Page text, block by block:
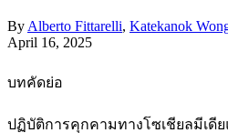
ByAlberto Fittarelli, Katekanok
April 16, 2025
บทคัดย่อ
ปฏิบัติการคุกคามทางโซเชียลมีเดี